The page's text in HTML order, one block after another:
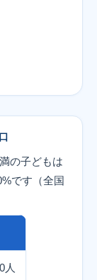
の子どもは
です（全国
人